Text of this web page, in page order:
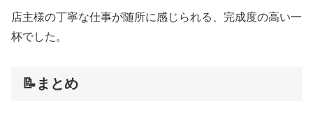
店主様の丁寧な仕事が随所に感じられる、完成度の高い一
杯でした。
📝まとめ